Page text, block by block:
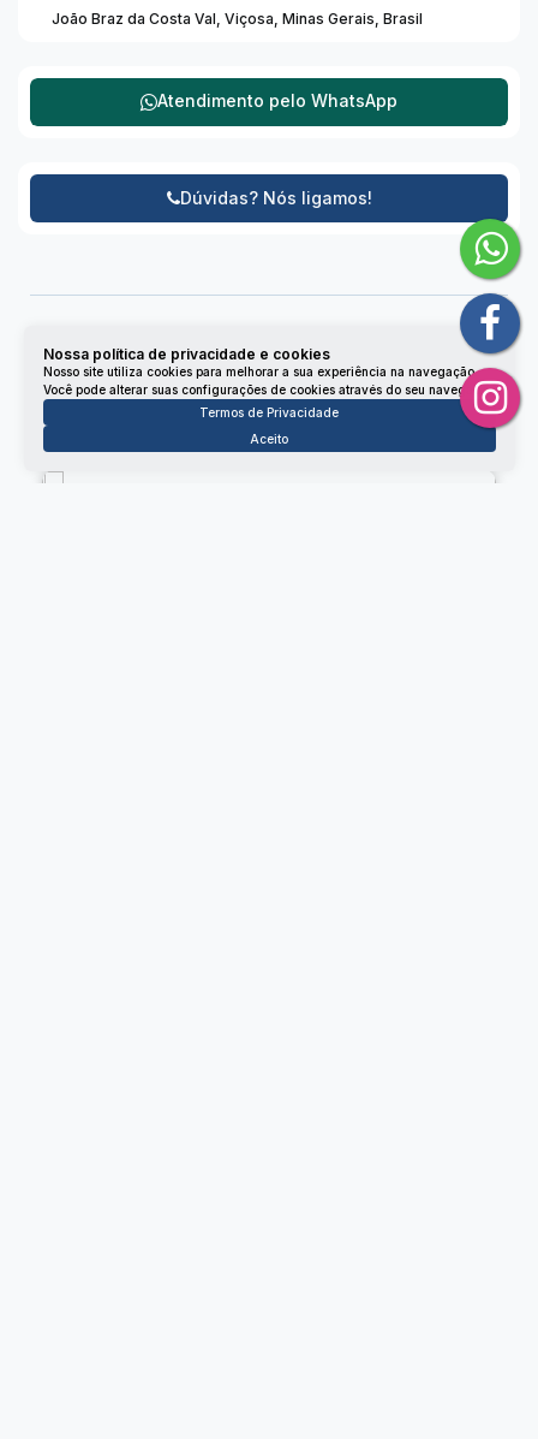
Nossa política de privacidade e cookies
Nosso site utiliza cookies para melhorar a sua experiência na navegação.
Você pode alterar suas configurações de cookies através do seu navegador.
Termos de Privacidade
Aceito
João Braz da Costa Val Viçosa Minas Gerais Brasil
Atendimento pelo WhatsApp
Dúvidas? Nós ligamos!
Não é o que você queria? Veja estes imóveis
relacionados!